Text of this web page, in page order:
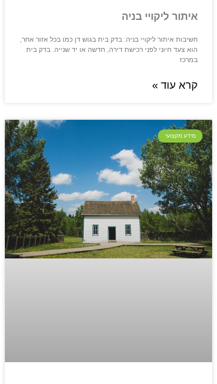
איתור ליקויי בניה
חשיבות איתור ליקויי בניה: בדק בית בגוש דן כמו בכל אזור אחר,
הוא צעד חיוני לפני רכישת דירה, חדשה או יד שנייה. בדק בית
במרכז
קרא עוד »
מידע מקצועי